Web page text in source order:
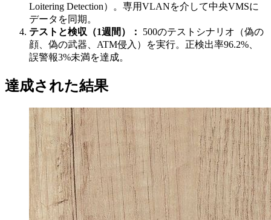
Loitering Detection）。専用VLANを介して中央VMSに
データを同期。
テストと検収（1週間）：
500のテストシナリオ（偽の
顔、偽の武器、ATM侵入）を実行。正検出率96.2%、
誤警報3%未満を達成。
達成された結果